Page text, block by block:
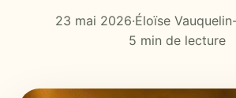
23 mai 2026·Éloïse
5 min de lecture